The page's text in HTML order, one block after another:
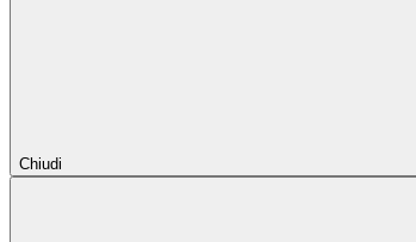
Chiudi